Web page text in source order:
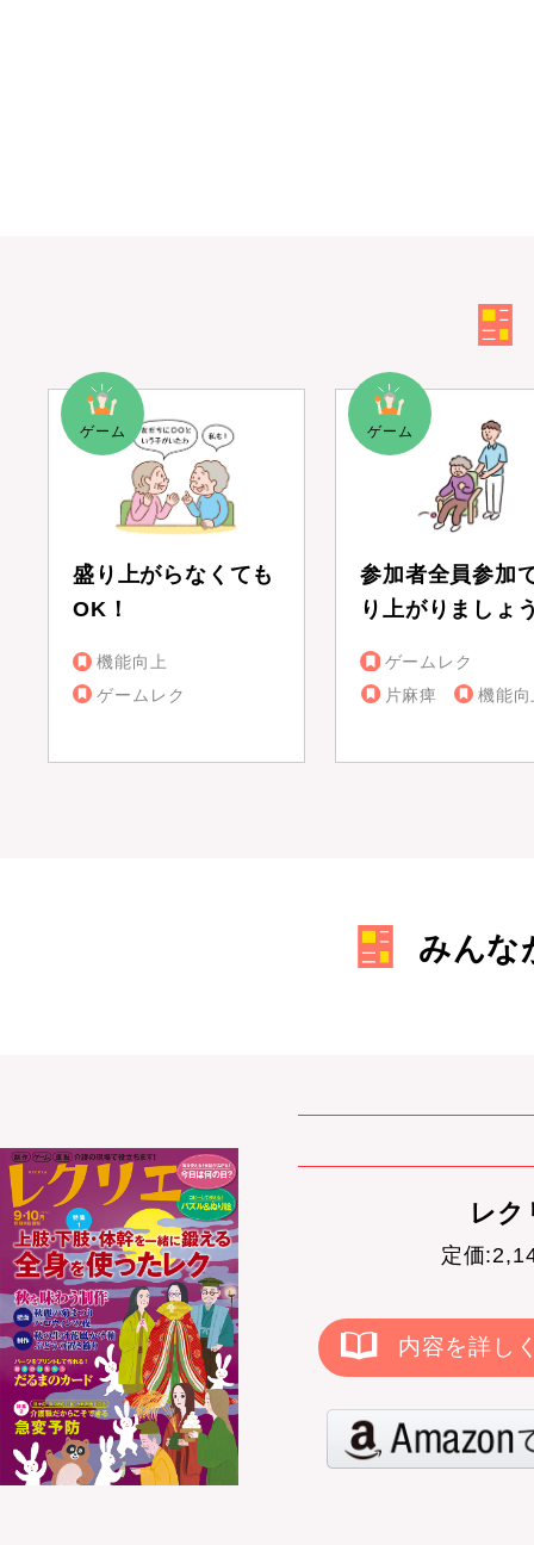
盛り上がらなくても
OK！
機能向上
ゲームレク
参加者全員参加
り上がりましょ
ゲームレク
片麻痺
機能向
みんな
レ
定価
内容を詳し